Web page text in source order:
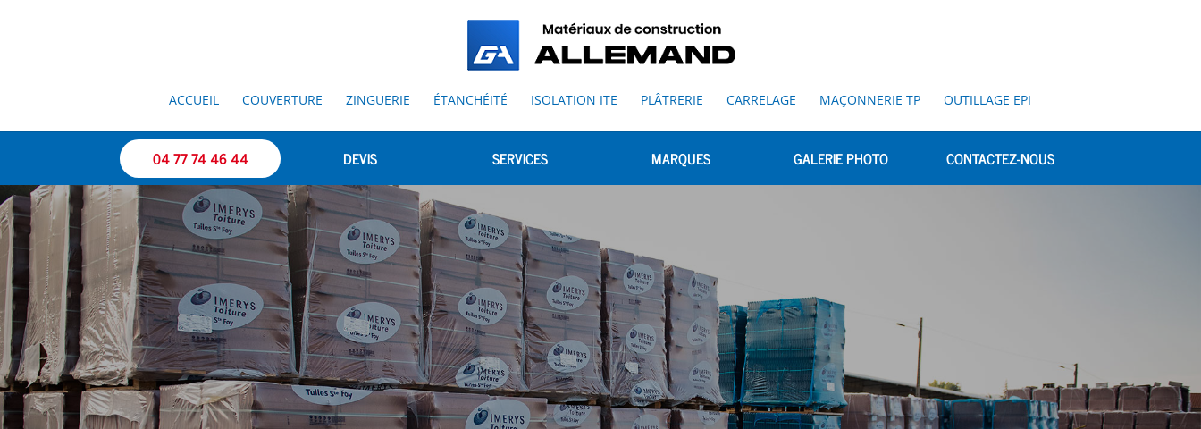
ACCUEIL COUVERTURE ZINGUERIE ÉTANCHÉITÉ ISOLATION ITE PLÂTRERIE CARRELAGE MAÇONNERIE TP OUTILLAGE EPI
04 77 74 46 44 DEVIS SERVICES MARQUES GALERIE PHOTO CONTACTEZ-NOUS